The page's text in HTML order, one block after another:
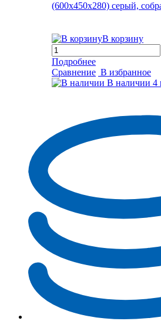
(600x450x280) серый,
В корзину
Подробнее
Сравнение В избранное
В наличии 4